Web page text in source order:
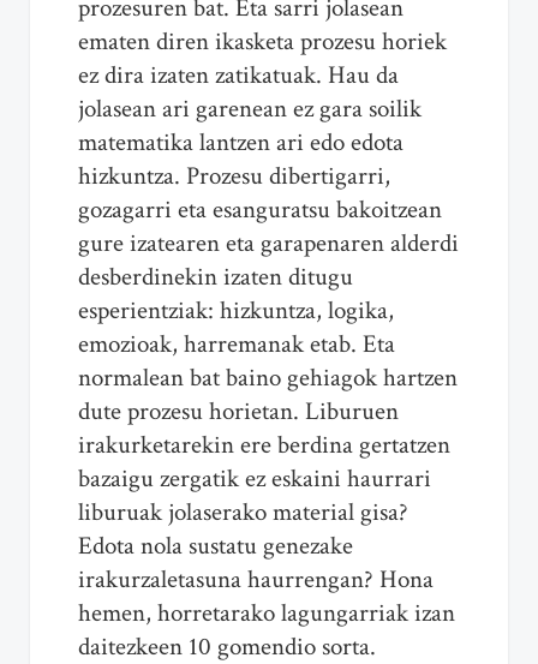
prozesuren bat. Eta sarri jolasean
ematen diren ikasketa prozesu horiek
ez dira izaten zatikatuak. Hau da
jolasean ari garenean ez gara soilik
matematika lantzen ari edo edota
hizkuntza. Prozesu dibertigarri,
gozagarri eta esanguratsu bakoitzean
gure izatearen eta garapenaren alderdi
desberdinekin izaten ditugu
esperientziak: hizkuntza, logika,
emozioak, harremanak etab. Eta
normalean bat baino gehiagok hartzen
dute prozesu horietan. Liburuen
irakurketarekin ere berdina gertatzen
bazaigu zergatik ez eskaini haurrari
liburuak jolaserako material gisa?
Edota nola sustatu genezake
irakurzaletasuna haurrengan? Hona
hemen, horretarako lagungarriak izan
daitezkeen 10 gomendio sorta.